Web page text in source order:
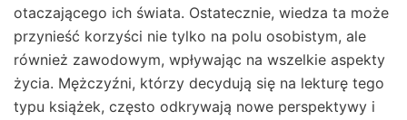
otaczającego ich świata. Ostatecznie, wiedza ta może
przynieść korzyści nie tylko na polu osobistym, ale
również zawodowym, wpływając na wszelkie aspekty
życia. Mężczyźni, którzy decydują się na lekturę tego
typu książek, często odkrywają nowe perspektywy i